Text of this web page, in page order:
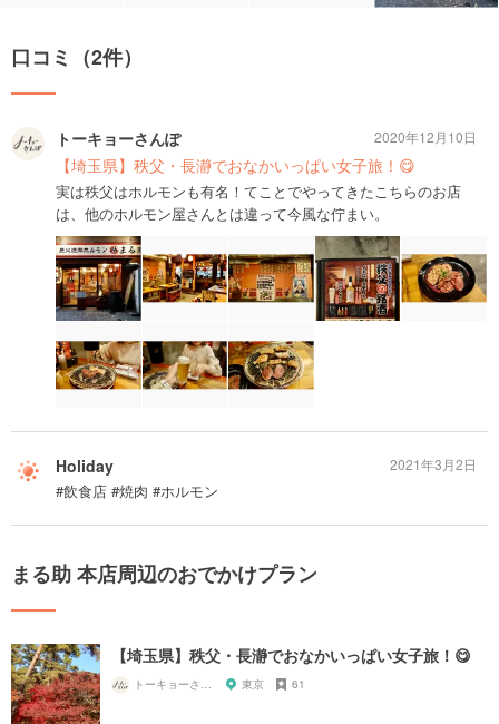
口コミ（2件）
トーキョーさんぽ
【埼玉県】秩父・長瀞でおなかいっぱい女子旅！😋
実は秩父はホルモンも有名！てことでやってきたこちらのお店
は、他のホルモン屋さんとは違って今風な佇まい。
2020年12月10日
Holiday
#飲食店 #焼肉 #ホルモン
2021年3月2日
まる助 本店周辺のおでかけプラン
【埼玉県】秩父・長瀞でおなかいっぱい女子旅！😋
トーキョーさんぽ 東京 61